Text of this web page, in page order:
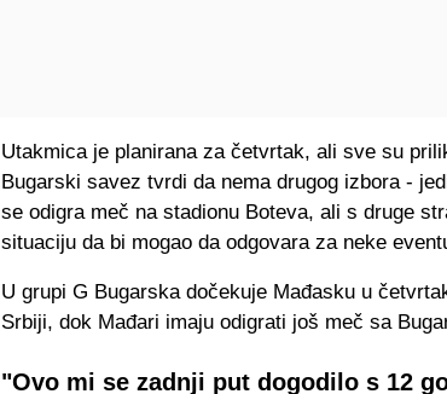
Utakmica je planirana za četvrtak, ali sve su
Bugarski savez tvrdi da nema drugog izbora -
se odigra meč na stadionu Boteva, ali s druge
situaciju da bi mogao da odgovara za neke
U grupi G Bugarska dočekuje Mađasku u
Srbiji, dok Mađari imaju odigrati još meč sa
"Ovo mi se zadnji put dogodilo s 12